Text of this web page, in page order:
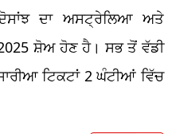
ਦਾ ਅਸਟ੍ਰੇਲਿਆ ਅਤੇ
ਸ਼ੋਅ ਹੋਣ ਹੈ। ਸਭ ਤੋਂ ਵੱਡੀ
ਟਿਕਟਾਂ 2 ਘੰਟੀਆਂ ਵਿੱਚ